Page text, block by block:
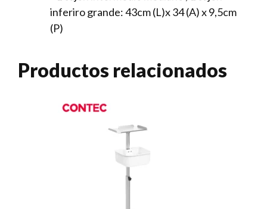
inferiro grande: 43cm (L)x 34 (A) x 9,5cm
(P)
Productos relacionados